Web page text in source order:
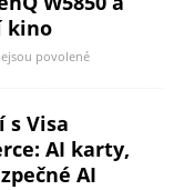
kino
povolené
s Visa
AI karty,
AI